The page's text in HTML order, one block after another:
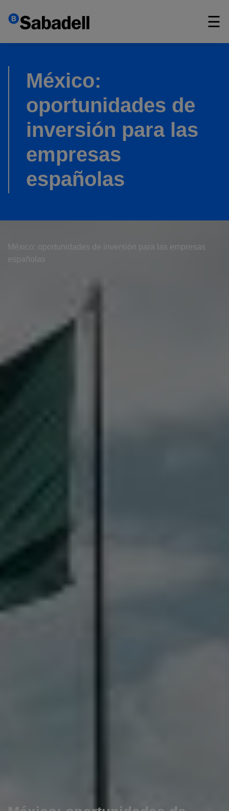
☰
×
México:
oportunidades de
inversión para las
empresas
españolas
México: oportunidades de inversión para las empresas
españolas